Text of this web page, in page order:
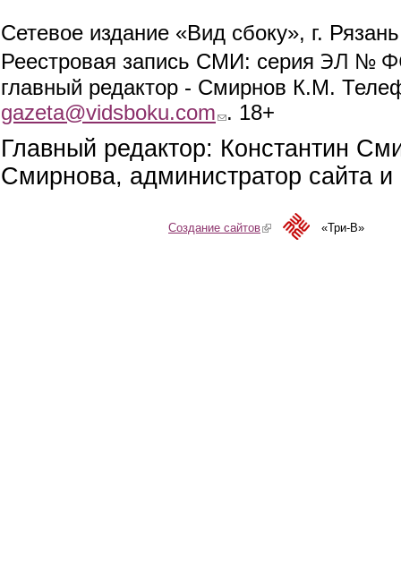
Сетевое издание «Вид сбоку», г.
Реестровая запись СМИ: серия ЭЛ №
главный редактор - Смирнов К.М.
gazeta@vidsboku.com (link sends e-mail)
. 18+
Главный редактор: Константин
Смирнова, администратор сайта
Создание сайтов(link is external)«Три-В»